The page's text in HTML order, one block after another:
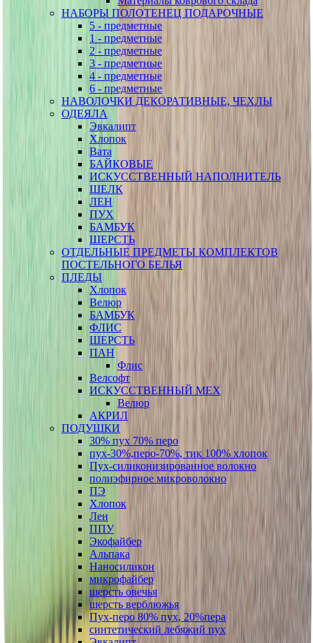
НАБОРЫ ПОЛОТЕНЕЦ ПОДАРОЧНЫЕ
5 - предметные
1 - предметные
2 - предметные
3 - предметные
4 - предметные
6 - предметные
НАВОЛОЧКИ ДЕКОРАТИВНЫЕ, ЧЕХЛЫ
ОДЕЯЛА
Эвкалипт
Хлопок
Вата
БАЙКОВЫЕ
ИСКУССТВЕННЫЙ НАПОЛНИТЕЛЬ
ШЕЛК
ЛЕН
ПУХ
БАМБУК
ШЕРСТЬ
ОТДЕЛЬНЫЕ ПРЕДМЕТЫ КОМПЛЕКТОВ
ПОСТЕЛЬНОГО БЕЛЬЯ
ПЛЕДЫ
Хлопок
Велюр
БАМБУК
ФЛИС
ШЕРСТЬ
ПАН
Флис
Велсофт
ИСКУССТВЕННЫЙ МЕХ
Велюр
АКРИЛ
ПОДУШКИ
30% пух 70% перо
пух-30%,перо-70%, тик 100% хлопок
Пух-силиконизированное волокно
полиэфирное микроволокно
ПЭ
Хлопок
Лен
ППУ
Экофайбер
Альпака
Наносиликон
микрофайбер
шерсть овечья
шерсть верблюжья
Пух-перо 80% пух, 20%пера
синтетический лебяжий пух